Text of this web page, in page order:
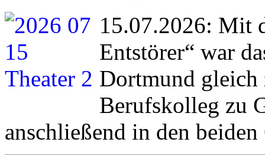
15.07.2026: Mit
Entstörer“ war
Dortmund gleich
Berufskolleg zu
anschließend in den